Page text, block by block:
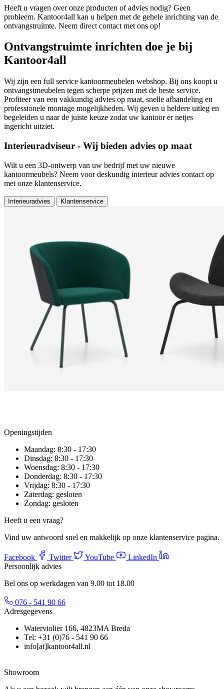
Heeft u vragen over onze producten of advies nodig? Geen
probleem. Kantoor4all kan u helpen met de gehele inrichting van de
ontvangstruimte. Neem direct contact met ons op!
Ontvangstruimte inrichten doe je bij
Kantoor4all
Wij zijn een full service kantoormeubelen webshop. Bij ons koopt u
ontvangstmeubelen tegen scherpe prijzen met de beste service.
Profiteer van een vakkundig advies op maat, snelle afhandeling en
professionele montage mogelijkheden. Wij geven u heldere uitleg en
begeleiden u naar de juiste keuze zodat uw kantoor er netjes
ingericht uitziet.
Interieuradviseur - Wij bieden advies op maat
Wilt u een 3D-ontwerp van uw bedrijf met uw nieuwe
kantoormeubels? Neem voor deskundig interieur advies contact op
met onze klantenservice.
Interieuradvies Klantenservice
Openingstijden
Maandag: 8:30 - 17:30
Dinsdag: 8:30 - 17:30
Woensdag: 8:30 - 17:30
Donderdag: 8:30 - 17:30
Vrijdag: 8:30 - 17:30
Zaterdag: gesloten
Zondag: gesloten
Heeft u een vraag?
Vind uw antwoord snel en makkelijk op onze klantenservice pagina.
Facebook Twitter YouTube
LinkedIn
Persoonlijk advies
Bel ons op werkdagen van 9.00 tot 18.00
076 - 541 90 66
Adresgegevens
Waterviolier 166, 4823MA Breda
Tel: +31 (0)76 - 541 90 66
info[at]kantoor4all.nl
Showroom